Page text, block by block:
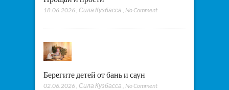
18.06.2026 , Сила Кузбасса , No Comment
Берегите детей от бань и саун
02.06.2026 Сила Кузбасса No Comment